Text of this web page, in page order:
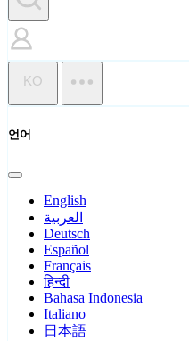
KO
언어
English
العربية
Deutsch
Español
Français
हिन्दी
Bahasa Indonesia
Italiano
日本語